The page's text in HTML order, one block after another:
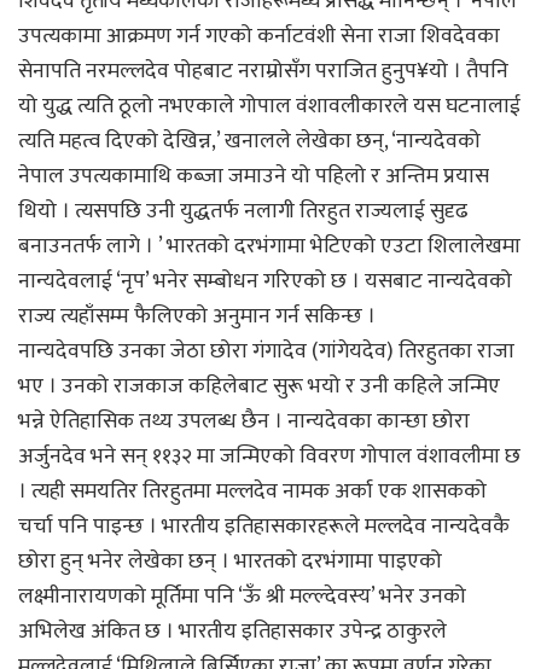
उपत्यकामा आक्रमण गर्न गएको कर्नाटवंशी सेना राजा शिवदेवका
सेनापति नरमल्लदेव पोहबाट नराम्रोसँग पराजित हुनुप¥यो । तैपनि
यो युद्ध त्यति ठूलो नभएकाले गोपाल वंशावलीकारले यस घटनालाई
त्यति महत्व दिएको देखिन्न,’ खनालले लेखेका छन्, ‘नान्यदेवको
नेपाल उपत्यकामाथि कब्जा जमाउने यो पहिलो र अन्तिम प्रयास
थियो । त्यसपछि उनी युद्धतर्फ नलागी तिरहुत राज्यलाई सुदृढ
बनाउनतर्फ लागे । ’ भारतको दरभंगामा भेटिएको एउटा शिलालेखमा
नान्यदेवलाई ‘नृप’ भनेर सम्बोधन गरिएको छ । यसबाट नान्यदेवको
राज्य त्यहाँसम्म फैलिएको अनुमान गर्न सकिन्छ ।
नान्यदेवपछि उनका जेठा छोरा गंगादेव (गांगेयदेव) तिरहुतका राजा
भए । उनको राजकाज कहिलेबाट सुरू भयो र उनी कहिले जन्मिए
भन्ने ऐतिहासिक तथ्य उपलब्ध छैन । नान्यदेवका कान्छा छोरा
अर्जुनदेव भने सन् ११३२ मा जन्मिएको विवरण गोपाल वंशावलीमा छ
। त्यही समयतिर तिरहुतमा मल्लदेव नामक अर्का एक शासकको
चर्चा पनि पाइन्छ । भारतीय इतिहासकारहरूले मल्लदेव नान्यदेवकै
छोरा हुन् भनेर लेखेका छन् । भारतको दरभंगामा पाइएको
लक्ष्मीनारायणको मूर्तिमा पनि ‘ऊँ श्री मल्ल्देवस्य’ भनेर उनको
अभिलेख अंकित छ । भारतीय इतिहासकार उपेन्द्र ठाकुरले